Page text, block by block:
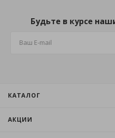
Будьте в курсе
КАТАЛОГ
АКЦИИ